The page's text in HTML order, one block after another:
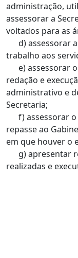
administração,
assessorar a
voltados para as
d) assessorar a
trabalho aos
e) assessorar o
redação e
administrativo e
Secretaria;
f) assessorar o
repasse ao
em que houver o
g) apresentar
realizadas e